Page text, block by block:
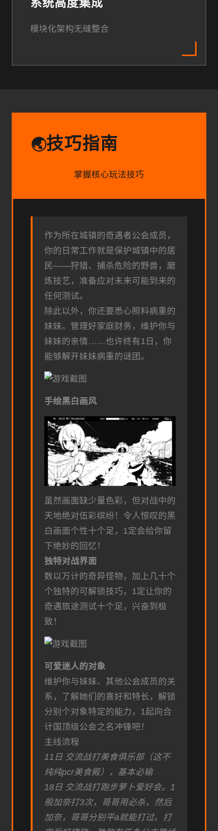
系统高度集成
模块化架构无缝整合
🌏技巧指南
掌握核心玩法技巧
作为所在城镇的奇遇者公会成员，
你的日常工作就是保护城镇中的居
民——狩猎、捕杀危险的野兽，磨
炼技艺，准备应对未来可能到来的
任何测试。
除此以外，你还要悉心照料病重的
妹妹。管理好家庭财务，维护你与
妹妹的亲情……也许终有1日，你
能够解开妹妹病重的谜团。
手绘黑白画风
虽然画面缺少量色彩，但对战中的
天地绝对伍彩缤纷！令人惊叹的黑
白画面个性十个足，1定会给你留
下绝妙的回忆！
独特对战界面
数以万计的奇异怪物，加上几十个
个独特的可解锁技巧，1定让你的
奇遇旅途测试十个足，兴奋到极
致！
可爱迷人的对象
维护你与妹妹、其他公会成员的关
系，了解她们的喜好和特长，解锁
分别个对象特定的能力，1起向合
计国顶级公会之名冲锋吧！
主线流程
11日 交流战打美食俱乐部（这不
纯纯pcr美食殿），基本必输
18日 交流战打跑步萝卜爱好会。1
般加奈打3次，哥哥用必杀，然后
加奈，哥哥分别平a就能打过。打